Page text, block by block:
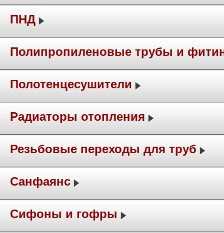
ПНД
Полипропиленовые трубы и
Полотенцесушители
Радиаторы отопления
Резьбовые переходы для труб
Санфаянс
Сифоны и гофры